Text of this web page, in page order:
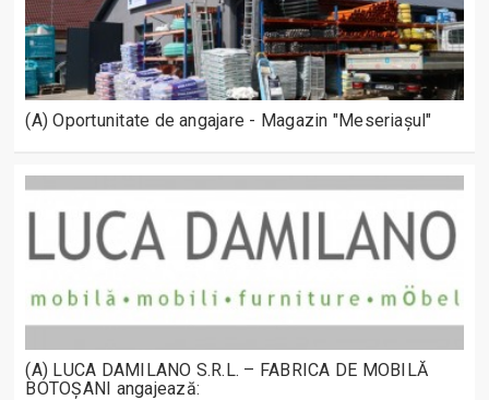
(A) Oportunitate de angajare - Magazin "Meseriașul"
(A) LUCA DAMILANO S.R.L. – FABRICA DE MOBILĂ
BOTOȘANI angajează: